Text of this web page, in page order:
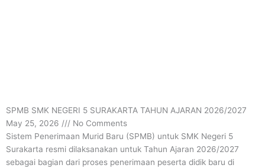
SPMB SMK NEGERI 5 SURAKARTA TAHUN AJARAN 2026/2027
May 25, 2026
No Comments
Sistem Penerimaan Murid Baru (SPMB) untuk SMK Negeri 5
Surakarta resmi dilaksanakan untuk Tahun Ajaran 2026/2027
sebagai bagian dari proses penerimaan peserta didik baru di